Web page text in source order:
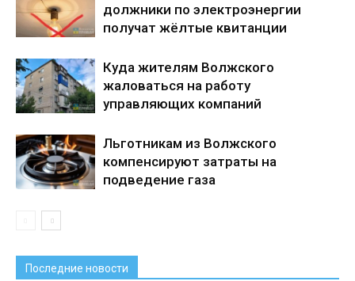
должники по электроэнергии
получат жёлтые квитанции
Куда жителям Волжского
жаловаться на работу
управляющих компаний
Льготникам из Волжского
компенсируют затраты на
подведение газа
Последние новости